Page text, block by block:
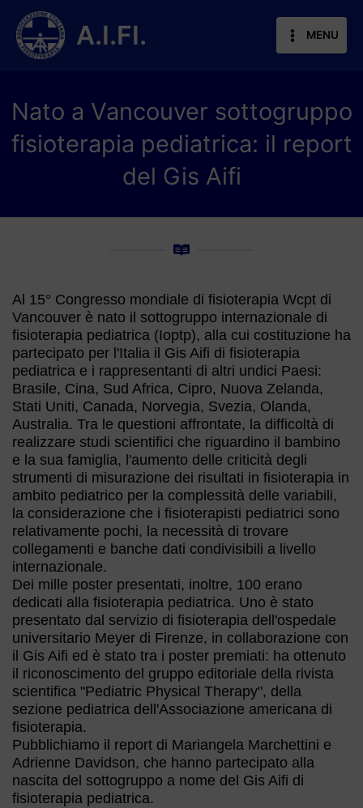
contenuto
A.I.FI. MENU
Nato a Vancouver sottogruppo
fisioterapia pediatrica: il report
del Gis Aifi
Al 15° Congresso mondiale di fisioterapia Wcpt di
Vancouver è nato il sottogruppo internazionale di
fisioterapia pediatrica (Ioptp), alla cui costituzione ha
partecipato per l'Italia il Gis Aifi di fisioterapia
pediatrica e i rappresentanti di altri undici Paesi:
Brasile, Cina, Sud Africa, Cipro, Nuova Zelanda,
Stati Uniti, Canada, Norvegia, Svezia, Olanda,
Australia. Tra le questioni affrontate, la difficoltà di
realizzare studi scientifici che riguardino il bambino
e la sua famiglia, l'aumento delle criticità degli
strumenti di misurazione dei risultati in fisioterapia in
ambito pediatrico per la complessità delle variabili,
la considerazione che i fisioterapisti pediatrici sono
relativamente pochi, la necessità di trovare
collegamenti e banche dati condivisibili a livello
internazionale.
Dei mille poster presentati, inoltre, 100 erano
dedicati alla fisioterapia pediatrica. Uno è stato
presentato dal servizio di fisioterapia dell'ospedale
universitario Meyer di Firenze, in collaborazione con
il Gis Aifi ed è stato tra i poster premiati: ha ottenuto
il riconoscimento del gruppo editoriale della rivista
scientifica "Pediatric Physical Therapy", della
sezione pediatrica dell'Associazione americana di
fisioterapia.
Pubblichiamo il report di Mariangela Marchettini e
Adrienne Davidson, che hanno partecipato alla
nascita del sottogruppo a nome del Gis Aifi di
fisioterapia pediatrica.